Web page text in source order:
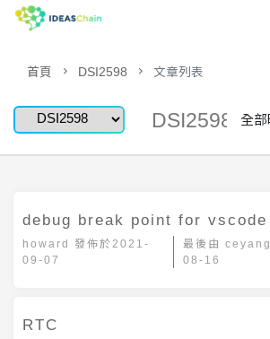
首頁
數據平台
開發工具
首頁 DSI2598 文章列表
DSI2598
debug break point for vscode
howard 發佈於 2021-
09-07
最後由ceyang
08-16
RTC